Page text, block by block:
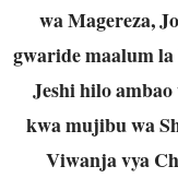
wa Magereza,
gwaride maalum
Jeshi hilo
kwa mujibu wa
Viwanja vya